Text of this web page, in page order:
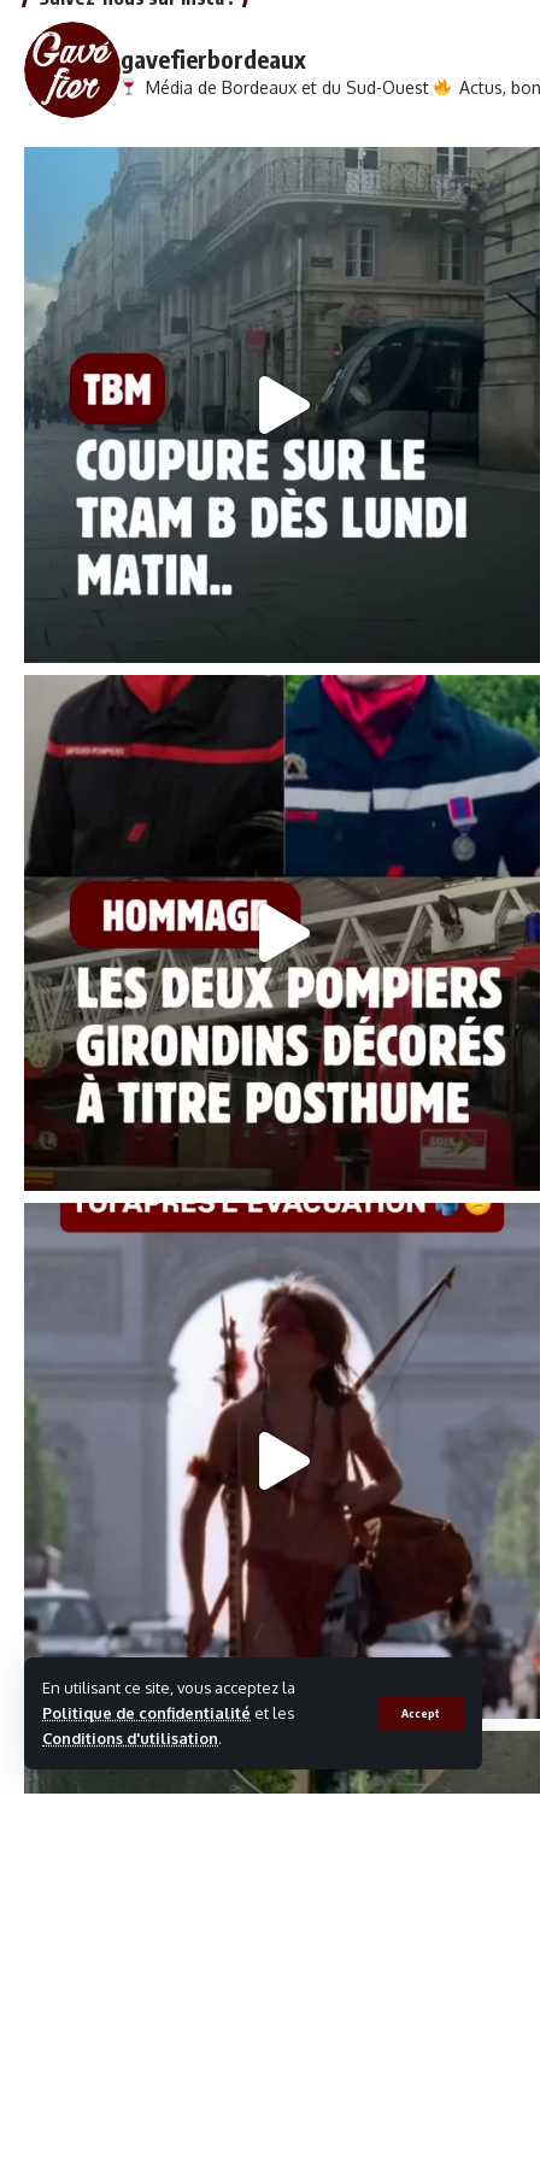
En utilisant ce site, vous acceptez la
Politique de confidentialité et les
Conditions d'utilisation.
Accept
gavefierbordeaux
Média de Bordeaux et du Sud-Ouest Actus,